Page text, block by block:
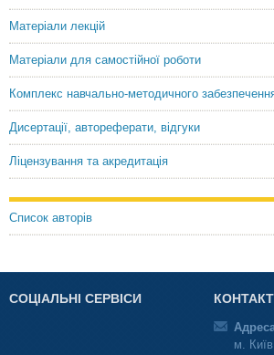
Матеріали лекцій
Матеріали для самостійної роботи
Комплекс навчально-методичного
Дисертації, автореферати, відгуки
Ліцензування та акредитація
Список авторів
СОЦІАЛЬНІ СЕРВІСИ
м.